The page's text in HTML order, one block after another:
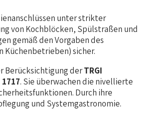
unter strikter
von Kochblöcken, Spülstraßen und
gemäß den Vorgaben des
Küchenbetrieben) sicher.
Berücksichtigung derTRGI
1717. Sie überwachen die nivellierte
Durch ihre
und Systemgastronomie.